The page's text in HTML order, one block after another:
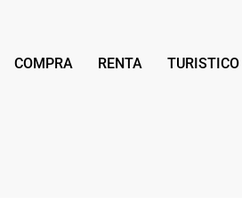
COMPRA
RENTA TURISTICO